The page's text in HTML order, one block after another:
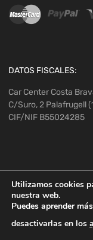
DATOS FISCALES:
Car Center Costa
C/Suro, 2 Palafrugell
CIF/NIF B55024285
Utilizamos cookies
nuestra web.
Puedes aprender
desactivarlas en los